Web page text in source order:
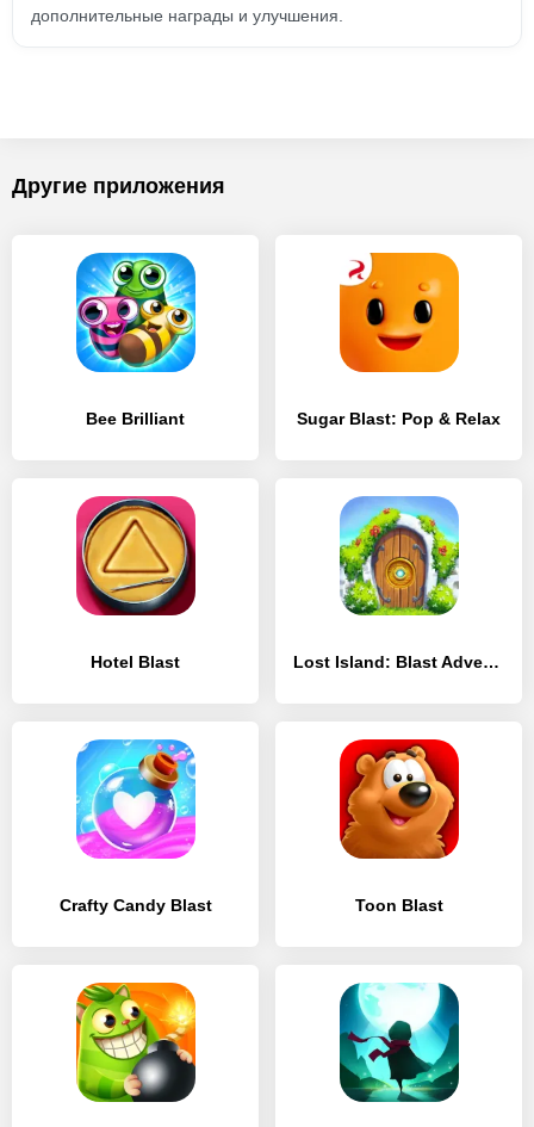
дополнительные награды и улучшения.
Другие приложения
Bee Brilliant Sugar Blast: Pop & Relax
Hotel Blast Lost Island: Blast Adventure
Crafty Candy Blast Toon Blast